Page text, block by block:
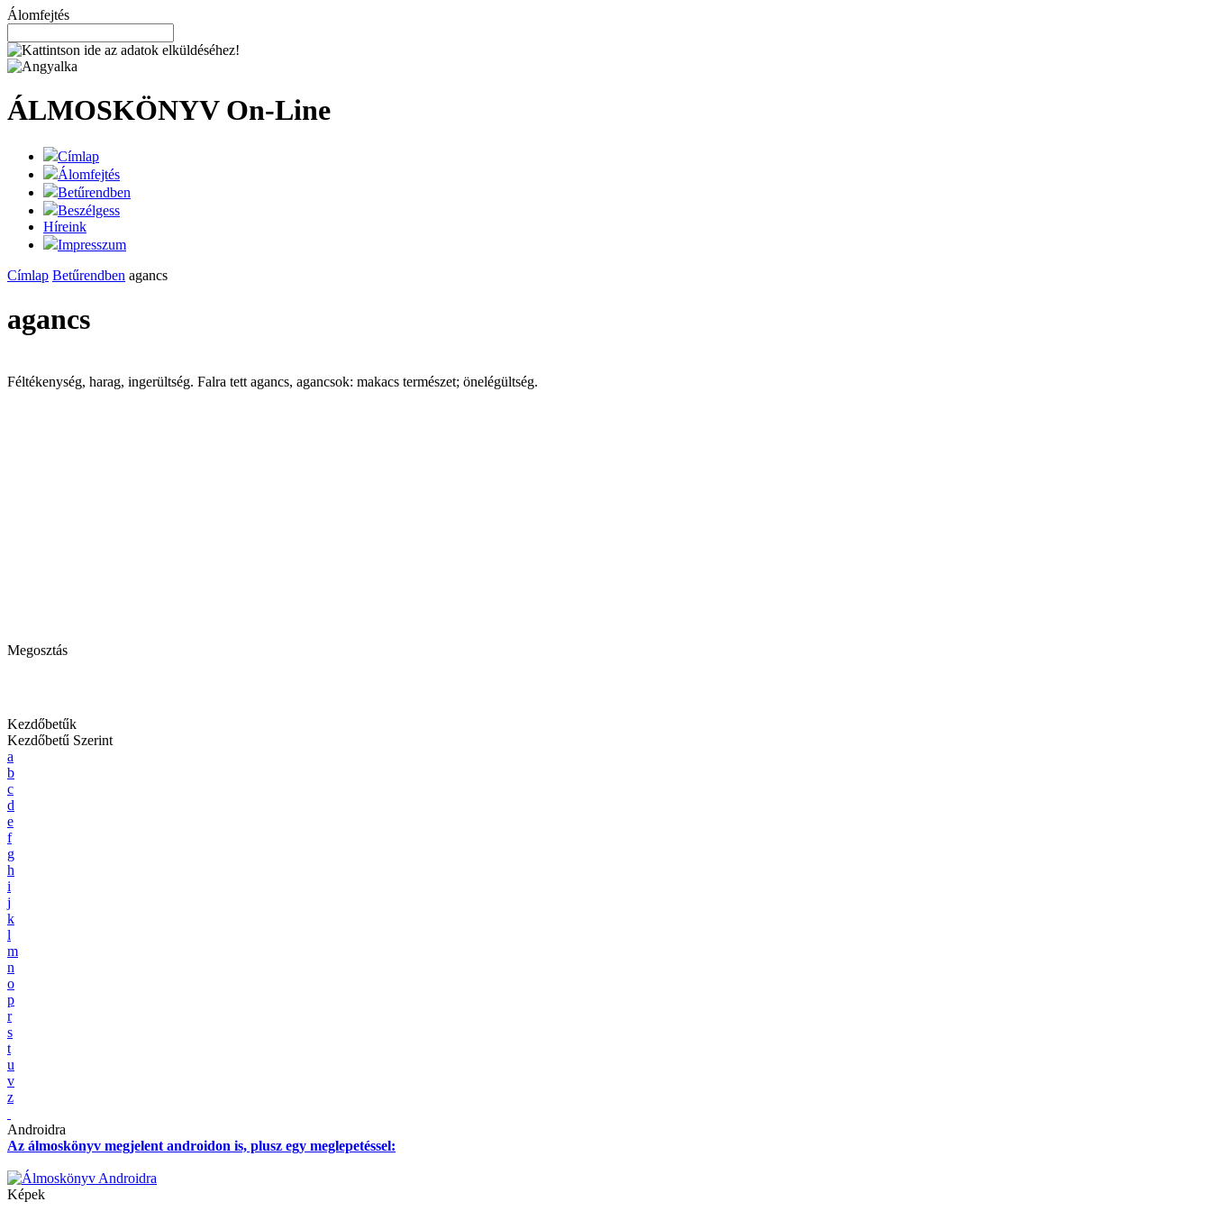
Álomfejtés
ÁLMOSKÖNYV On-Line
Címlap
Álomfejtés
Betűrendben
Beszélgess
Híreink
Impresszum
Címlap Betűrendben agancs
agancs
Féltékenység, harag, ingerültség. Falra tett agancs, agancsok: makacs természet; önelégültség.
Megosztás
Kezdőbetűk
Kezdőbetű Szerint
a
b
c
d
e
f
g
h
i
j
k
l
m
n
o
p
r
s
t
u
v
z
Androidra
Az álmoskönyv megjelent androidon is, plusz egy meglepetéssel:
Képek